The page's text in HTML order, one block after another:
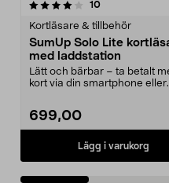
10recensioner
Kortläsare & tillbehör
SumUp Solo Lite
med laddstation
Lätt och bärbar – ta betalt
kort via din smartphone eller
699,00
Lägg i varukorg
4.0 av 5 stjärnor